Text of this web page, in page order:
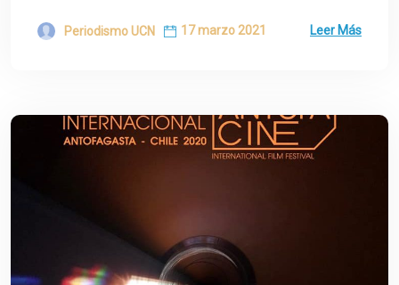
Periodismo UCN 17 marzo 2021 Leer Más